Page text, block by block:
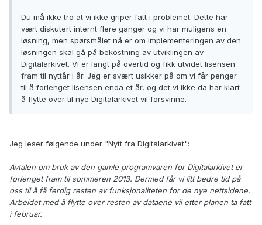
Du må ikke tro at vi ikke griper fatt i problemet. Dette har
vært diskutert internt flere ganger og vi har muligens en
løsning, men spørsmålet nå er om implementeringen av den
løsningen skal gå på bekostning av utviklingen av
Digitalarkivet. Vi er langt på overtid og fikk utvidet lisensen
fram til nyttår i år. Jeg er svært usikker på om vi får penger
til å forlenget lisensen enda et år, og det vi ikke da har klart
å flytte over til nye Digitalarkivet vil forsvinne.
Jeg leser følgende under "Nytt fra Digitalarkivet":
Avtalen om bruk av den gamle programvaren for Digitalarkivet er
forlenget fram til sommeren 2013. Dermed får vi litt bedre tid på
oss til å få ferdig resten av funksjonaliteten for de nye nettsidene.
Arbeidet med å flytte over resten av dataene vil etter planen ta fatt
i februar.